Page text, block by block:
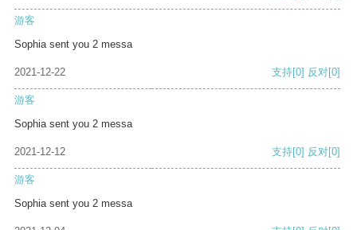
游客
Sophia sent you 2 messa
2021-12-22 支持[0] 反对[0]
游客
Sophia sent you 2 messa
2021-12-12 支持[0] 反对[0]
游客
Sophia sent you 2 messa